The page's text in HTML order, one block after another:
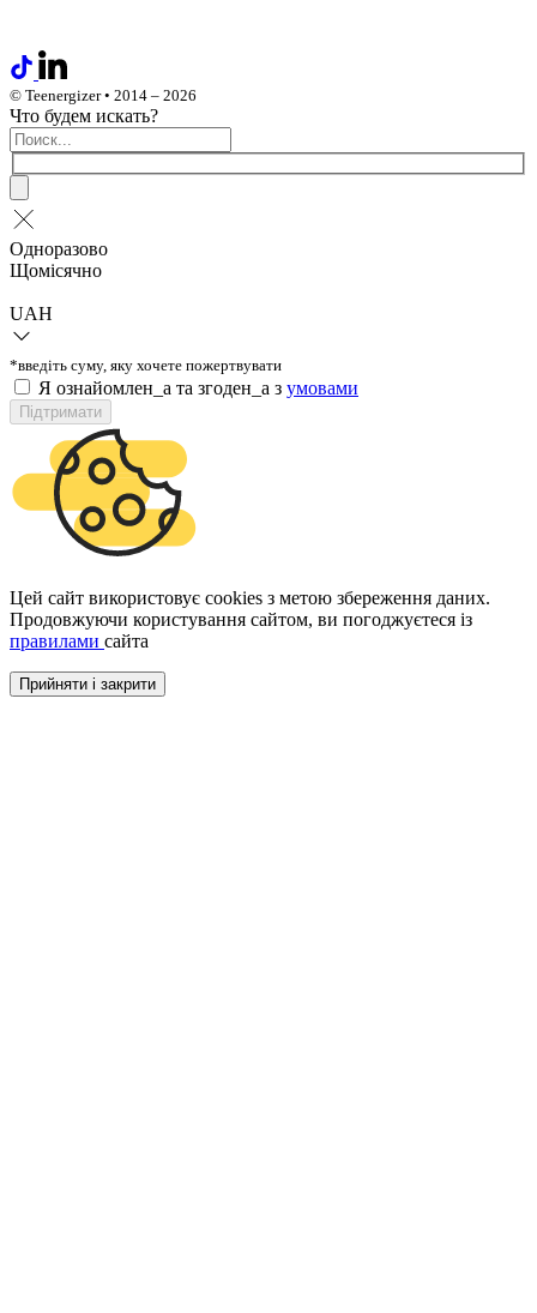
© Teenergizer • 2014 – 2026
Что будем искать?
Одноразово
Щомісячно
UAH
*введіть суму, яку хочете пожертвувати
Я ознайомлен_а та згоден_а з умовами
Підтримати
Цей сайт використовує cookies з метою збереження даних.
Продовжуючи користування сайтом, ви погоджуєтеся із
правилами сайта
Прийняти і закрити